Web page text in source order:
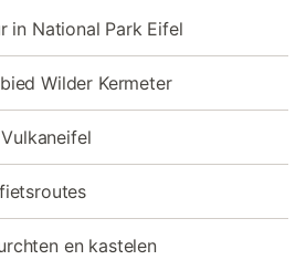
in National Park Eifel
Wilder Kermeter
en kastelen